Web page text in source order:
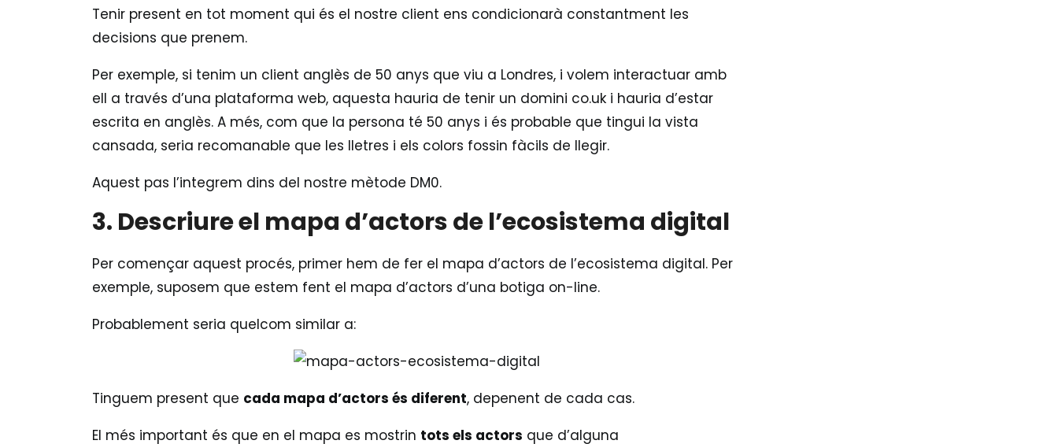
Tenir present en tot moment qui és el nostre client ens condicionarà constantment les
decisions que prenem.
Per exemple, si tenim un client anglès de 50 anys que viu a Londres, i volem interactuar amb
ell a través d’una plataforma web, aquesta hauria de tenir un domini co.uk i hauria d’estar
escrita en anglès. A més, com que la persona té 50 anys i és probable que tingui la vista
cansada, seria recomanable que les lletres i els colors fossin fàcils de llegir.
Aquest pas l’integrem dins del nostre mètode DM0.
3. Descriure el mapa d’actors de l’ecosistema digital
Per començar aquest procés, primer hem de fer el mapa d’actors de l’ecosistema digital. Per
exemple, suposem que estem fent el mapa d’actors d’una botiga on-line.
Probablement seria quelcom similar a:
Tinguem present que cada mapa d’actors és diferent, depenent de cada cas.
El més important és que en el mapa es mostrin tots els actors que d’alguna